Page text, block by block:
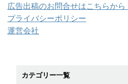
広告出稿のお問合せはこちらから
プライバシーポリシー
運営会社
カテゴリー一覧